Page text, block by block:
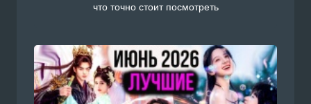
что точно стоит посмотреть